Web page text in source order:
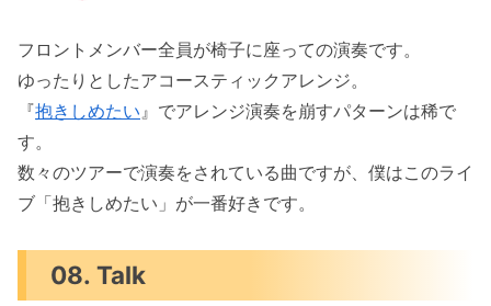
フロントメンバー全員が椅子に座っての演奏です。
ゆったりとしたアコースティックアレンジ。
『抱きしめたい』でアレンジ演奏を崩すパターンは稀で
す。
数々のツアーで演奏をされている曲ですが、僕はこのライ
ブ「抱きしめたい」が一番好きです。
08. Talk